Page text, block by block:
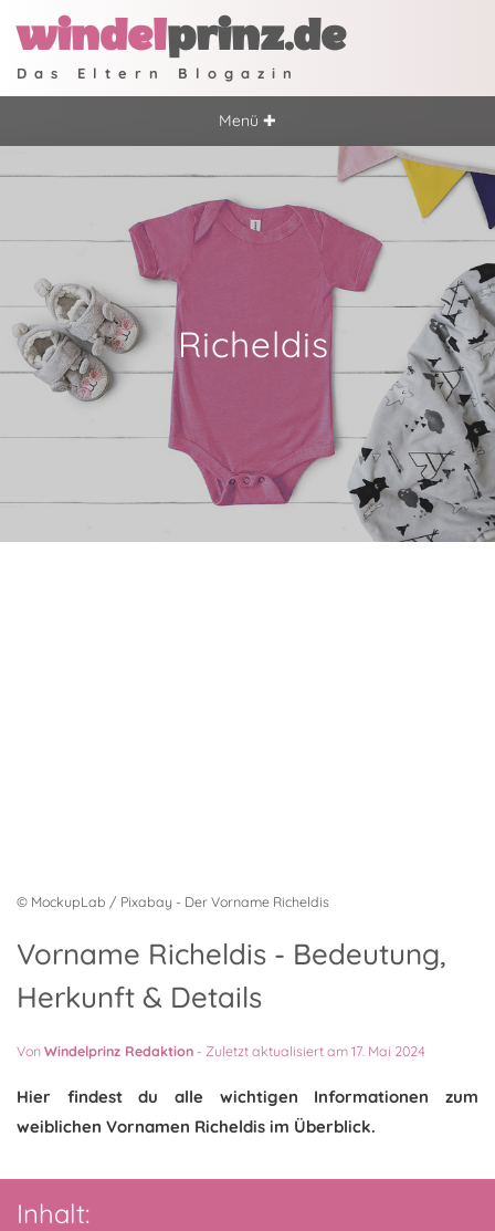
windelprinz.de
Das Eltern Blogazin
Menü ✚
Richeldis
© MockupLab / Pixabay - Der Vorname Richeldis
Vorname Richeldis - Bedeutung,
Herkunft & Details
VonWindelprinz Redaktion - Zuletzt aktualisiert am 17. Mai 2024
Hier findest du alle wichtigen Informationen zum
weiblichen Vornamen Richeldis im Überblick.
Inhalt: